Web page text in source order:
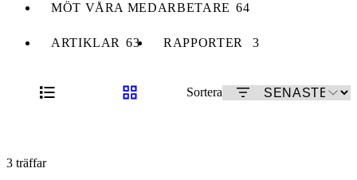
MÖT VÅRA MEDARBETARE 64
ARTIKLAR 63 RAPPORTER 3
Sortera
3 träffar